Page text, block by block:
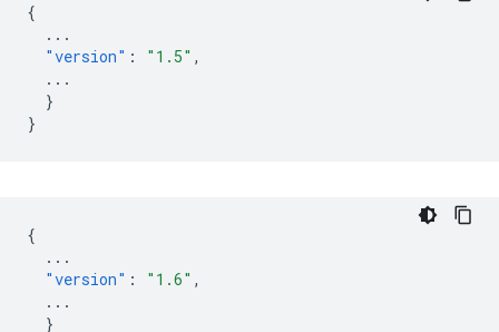
{
...
"version" : "1.5" ,
...
}
}
{
...
"version" : "1.6" ,
...
}